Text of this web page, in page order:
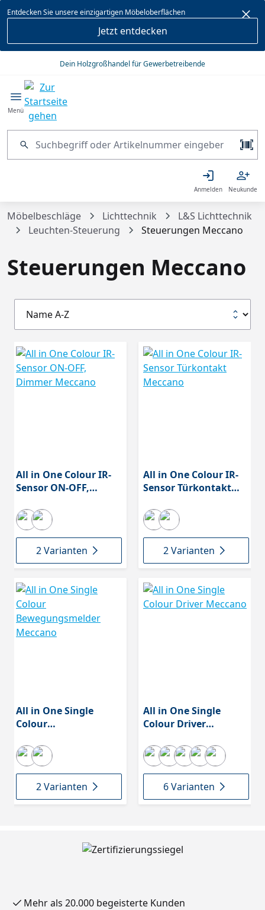
springen
Entdecken Sie unsere einzigartigen Möbeloberflächen
Jetzt entdecken
Dein Holzgroßhandel für Gewerbetreibende
Menü
Anmelden Neukunde
Möbelbeschläge Lichttechnik
L&S Lichttechnik
Leuchten-Steuerung
Steuerungen Meccano
Steuerungen Meccano
All in One Colour IR-
Sensor ON-OFF,
2 Varianten
All in One Colour IR-
Sensor Türkontakt
2 Varianten
All in One Single
Colour
Meccano
2 Varianten
All in One Single
Colour Driver
6 Varianten
Mehr als 20.000 begeisterte Kunden